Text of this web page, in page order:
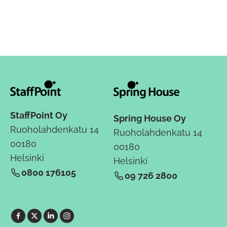
StaffPoint Oy
Ruoholahdenkatu 14
00180
Helsinki
0800 176105
Spring House Oy
Ruoholahdenkatu 14
00180
Helsinki
09 726 2800